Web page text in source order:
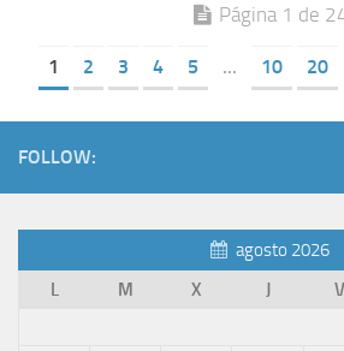
Página 1 de
1 2 3 4 5 ... 10 20
FOLLOW:
agosto 2026
L
M X J V